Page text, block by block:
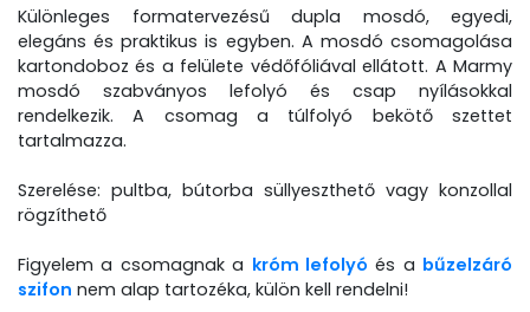
Különleges formatervezésű dupla mosdó, egyedi,
elegáns és praktikus is egyben. A mosdó csomagolása
kartondoboz és a felülete védőfóliával ellátott. A Marmy
mosdó szabványos lefolyó és csap nyílásokkal
rendelkezik. A csomag a túlfolyó bekötő szettet
tartalmazza.
Szerelése: pultba, bútorba süllyeszthető vagy konzollal
rögzíthető
Figyelem a csomagnak a króm lefolyó és a bűzelzáró
szifon nem alap tartozéka, külön kell rendelni!